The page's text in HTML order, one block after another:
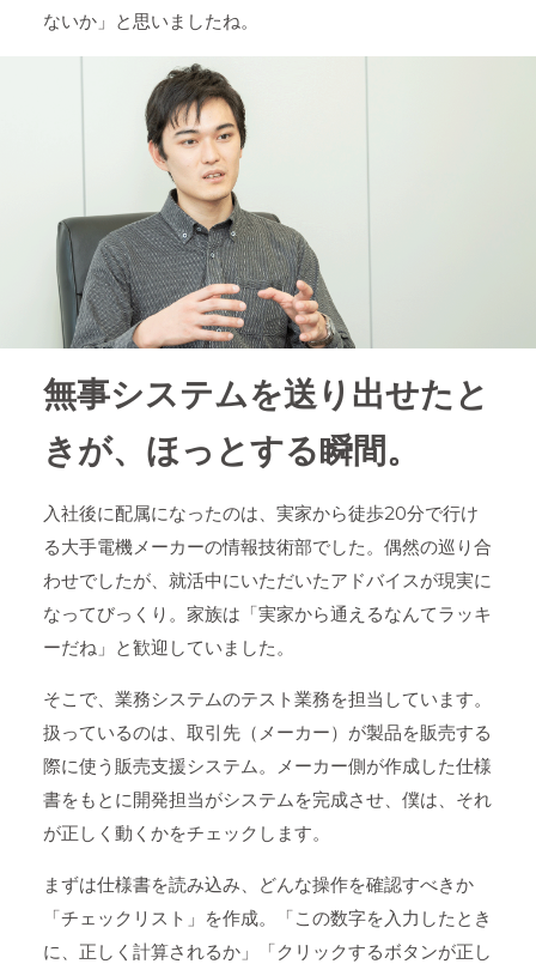
ないか」と思いましたね。
無事システムを送り出せたと
きが、ほっとする瞬間。
入社後に配属になったのは、実家から徒歩20分で行け
る大手電機メーカーの情報技術部でした。偶然の巡り合
わせでしたが、就活中にいただいたアドバイスが現実に
なってびっくり。家族は「実家から通えるなんてラッキ
ーだね」と歓迎していました。
そこで、業務システムのテスト業務を担当しています。
扱っているのは、取引先（メーカー）が製品を販売する
際に使う販売支援システム。メーカー側が作成した仕様
書をもとに開発担当がシステムを完成させ、僕は、それ
が正しく動くかをチェックします。
まずは仕様書を読み込み、どんな操作を確認すべきか
「チェックリスト」を作成。「この数字を入力したとき
に、正しく計算されるか」「クリックするボタンが正し